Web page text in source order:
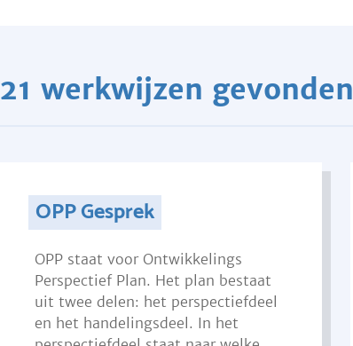
21 werkwijzen gevonden
OPP Gesprek
OPP staat voor Ontwikkelings
Perspectief Plan. Het plan bestaat
uit twee delen: het perspectiefdeel
en het handelingsdeel. In het